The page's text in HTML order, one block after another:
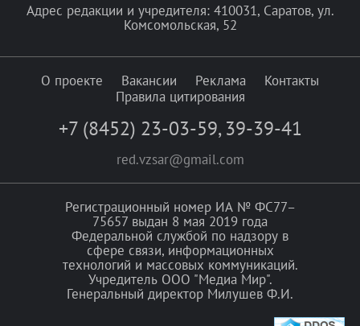
Адрес редакции и учредителя: 410031, Саратов, ул.
Комсомольская, 52
О проекте Вакансии Реклама
Контакты
Правила цитирования
+7 (8452) 23-03-59, 39-39-41
red.vzsar@gmail.com
Регистрационный номер ИА № ФС77–
75657 выдан 8 мая 2019 года
Федеральной службой по надзору в
сфере связи, информационных
технологий и массовых коммуникаций.
Учредитель ООО "Медиа Мир".
Генеральный директор Милушев Ф.И.